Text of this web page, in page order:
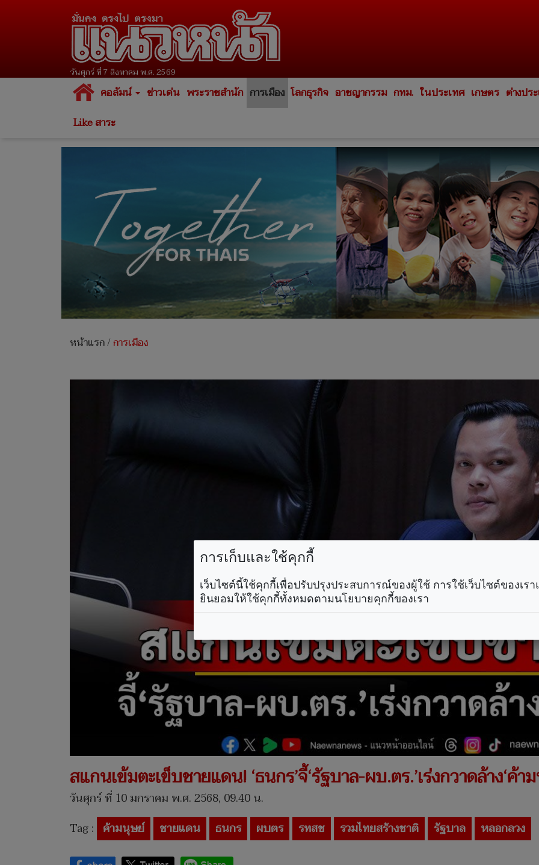
วันศุกร์ ที่ 7 สิงหาคม พ.ศ. 2569
คอลัมน์ ข่าวเด่น พระราชสำนัก การเมือง โลกธุรกิจ อาชญากรรม กทม. ในประเทศ เกษตร ต่างปร
Like สาระ
หน้าแรก/การเมือง
สแกนเข้มตะเข็บชายแดน! ‘ธนกร’จี้‘รัฐบาล-ผบ.ตร.’เร่งกวาดล้าง‘ค้า
วันศุกร์ ที่ 10 มกราคม พ.ศ. 2568, 09.40 น.
Tag : ค้ามนุษย์ ชายแดน ธนกร ผบตร รทสช รวมไทยสร้างชาติ รัฐบาล หลอกลวง
การเก็บและใช้คุกกี้
เว็บไซต์นี้ใช้คุกกี้เพื่อปรับปรุงประสบการณ์ของผู้ใช้ การใช้เว็บไซต์ของเร
ยินยอมให้ใช้คุกกี้ทั้งหมดตามนโยบายคุกกี้ของเรา